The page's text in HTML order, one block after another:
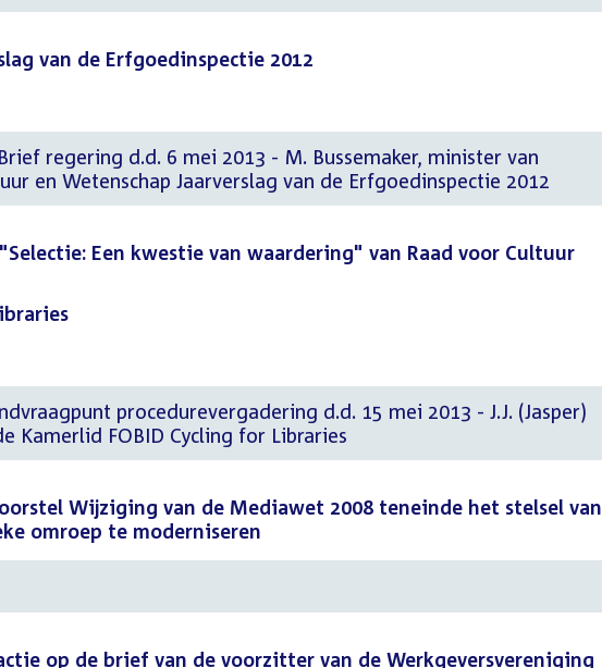
van de Erfgoedinspectie 2012
regering d.d. 6 mei 2013 - M. Bussemaker, minister van
en Wetenschap Jaarverslag van de Erfgoedinspectie 2012
Een kwestie van waardering" van Raad voor Cultuur
procedurevergadering d.d. 15 mei 2013 - J.J. (Jasper)
Kamerlid FOBID Cycling for Libraries
Wijziging van de Mediawet 2008 teneinde het stelsel van
omroep te moderniseren
op de brief van de voorzitter van de Werkgeversvereniging